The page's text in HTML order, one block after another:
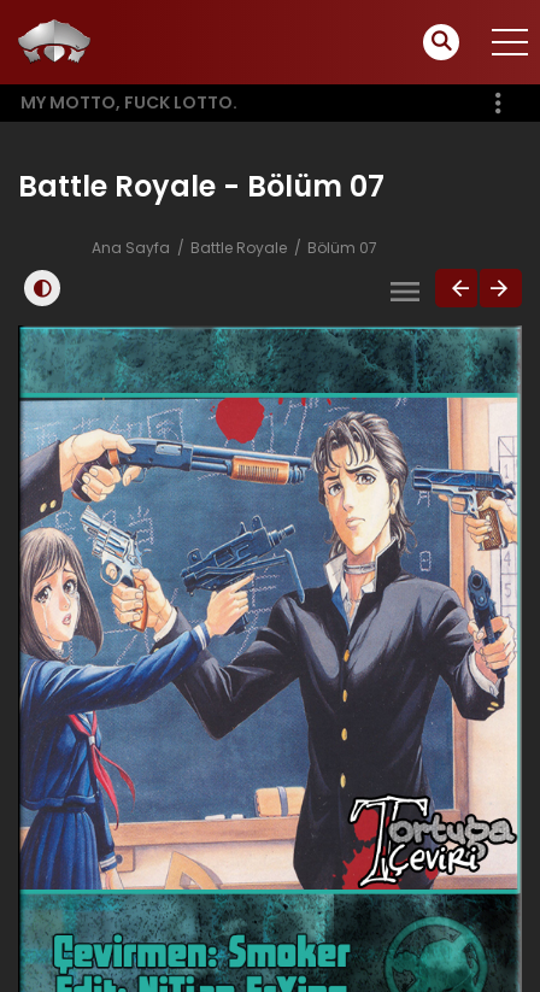
MY MOTTO, FUCK LOTTO.
Battle Royale - Bölüm 07
Ana Sayfa Battle Royale Bölüm 07